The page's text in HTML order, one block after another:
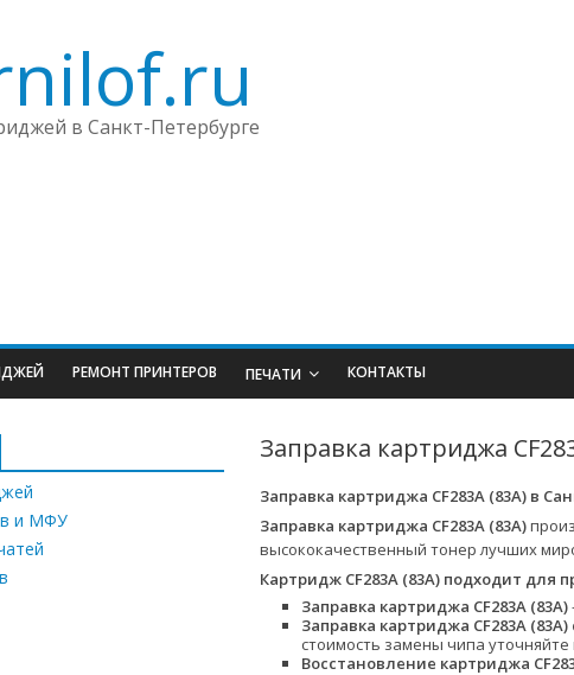
в Санкт-Петербурге
РЕМОНТ ПРИНТЕРОВ ПЕЧАТИ КОНТАКТЫ
Заправка картриджа
Заправка картриджа CF283A (83A) в
Заправка картриджа CF283A (83A)
высококачественный тонер лучших
Картридж CF283A (83A) подходит для
Заправка картриджа CF283A (83A)
Заправка картриджа CF283A
стоимость замены чипа уточняйте
Восстановление картриджа
и МФУ